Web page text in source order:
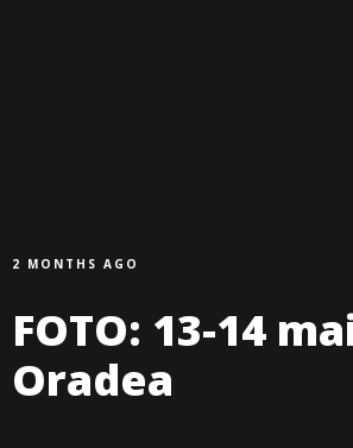
2 MONTHS AGO
FOTO: 13-14
Oradea